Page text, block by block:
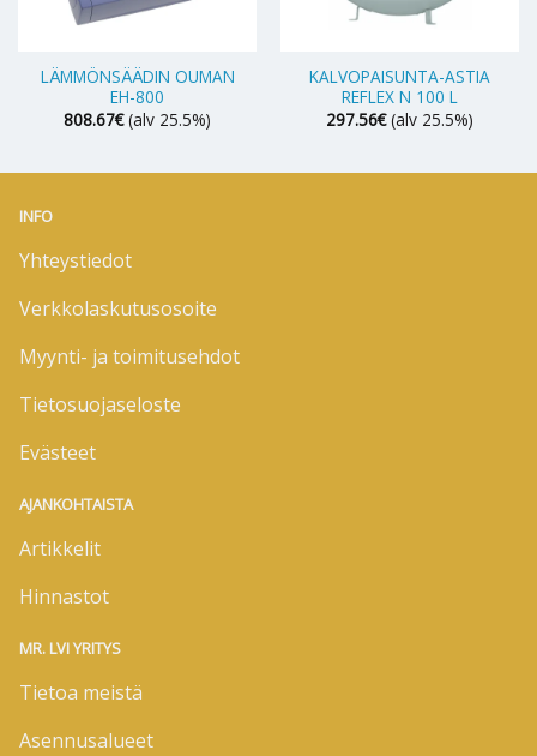
LÄMMÖNSÄÄDIN OUMAN
EH-800
808.67€ (alv 25.5%)
KALVOPAISUNTA-ASTIA
REFLEX N 100 L
297.56€ (alv 25.5%)
INFO
Yhteystiedot
Verkkolaskutusosoite
Myynti- ja toimitusehdot
Tietosuojaseloste
Evästeet
AJANKOHTAISTA
Artikkelit
Hinnastot
MR. LVI YRITYS
Tietoa meistä
Asennusalueet